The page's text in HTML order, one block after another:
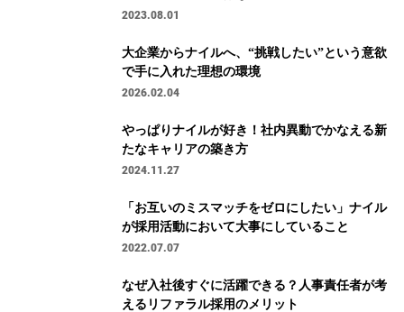
2023.08.01
大企業からナイルへ、“挑戦したい”という意欲
で手に入れた理想の環境
2026.02.04
やっぱりナイルが好き！社内異動でかなえる新
たなキャリアの築き方
2024.11.27
「お互いのミスマッチをゼロにしたい」ナイル
が採用活動において大事にしていること
2022.07.07
なぜ入社後すぐに活躍できる？人事責任者が考
えるリファラル採用のメリット